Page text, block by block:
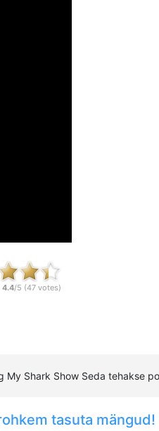
4.4/5 (47votes)
Shark Show Seda tehakse
tasuta mängud!